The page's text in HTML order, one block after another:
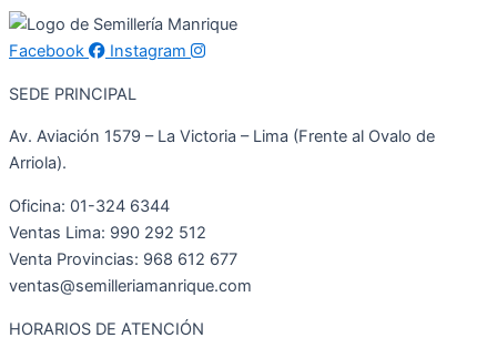
Facebook Instagram
SEDE PRINCIPAL
Av. Aviación 1579 – La Victoria – Lima (Frente al Ovalo de
Arriola).
Oficina: 01-324 6344
Ventas Lima: 990 292 512
Venta Provincias: 968 612 677
ventas@semilleriamanrique.com
HORARIOS DE ATENCIÓN